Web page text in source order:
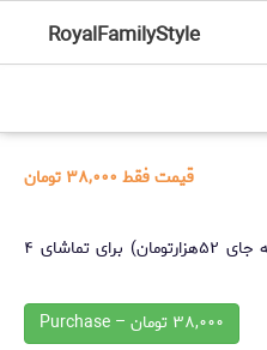
RoyalFamilyStyle
قیمت فقط ۳۸,۰۰۰ تومان
هزارتومان (به مدت محدود به جای ۵۲هزارتومان) برای تماشای ۴